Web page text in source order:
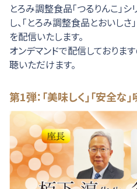
とろみ調整食品「つるりんこ」
し、「とろみ調整食品とおいし
を配信いたします。
オンデマンドで配信しておりま
聴いただけます。
第1弾：「美味しく」「安全